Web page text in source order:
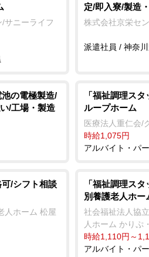
サニーライフ
定/即入寮/製造
株式会社京栄セ
派遣社員 / 神奈
池の電極製造/
/工場・製造
「福祉調理ス
ループホーム
医療法人重仁会/
時給1,075円
アルバイト・パ
可/シフト相談
人ホーム 松屋
「福祉調理ス
別養護老人ホー
社会福祉法人協
人ホーム かりぷ
時給1,110円～
アルバイト・パ